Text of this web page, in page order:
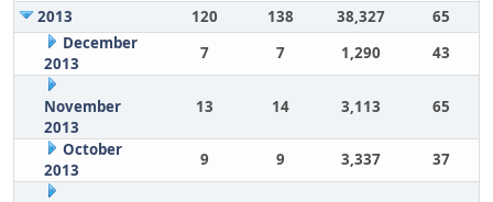
2013
120 138 38,327
65
December
2013
7 7 1,290 43
November
2013
13 14 3,113 65
October
2013
9 9 3,337 37